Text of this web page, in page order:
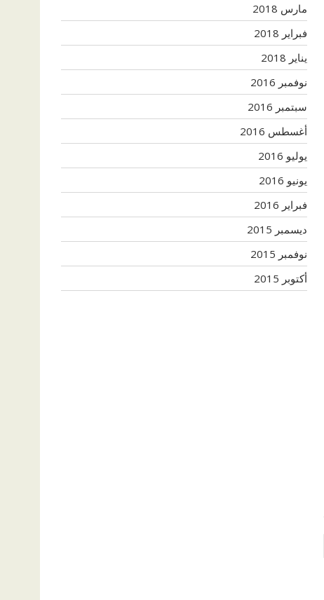
مارس 2018
فبراير 2018
يناير 2018
نوفمبر 2016
سبتمبر 2016
أغسطس 2016
يوليو 2016
يونيو 2016
فبراير 2016
ديسمبر 2015
نوفمبر 2015
أكتوبر 2015